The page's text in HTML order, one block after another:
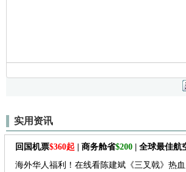
实用资讯
回国机票$360起 | 商务舱省$200 | 全球最佳航
海外华人福利！在线看陈建斌《三叉戟》热